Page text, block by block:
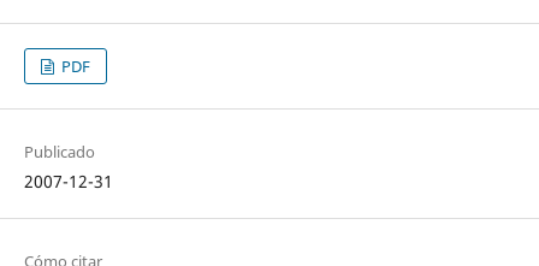
PDF
Publicado
2007-12-31
Cómo citar